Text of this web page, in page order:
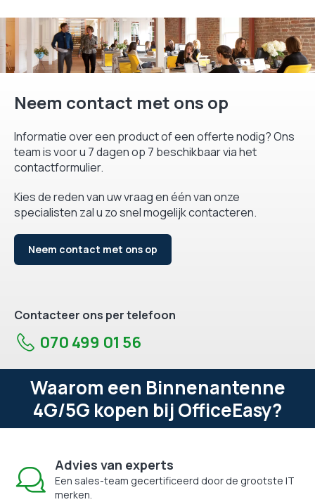
Neem contact met ons op
Informatie over een product of een offerte nodig? Ons
team is voor u 7 dagen op 7 beschikbaar via het
contactformulier.
Kies de reden van uw vraag en één van onze
specialisten zal u zo snel mogelijk contacteren.
Neem contact met ons op
Contacteer ons per telefoon
070 499 01 56
Waarom een Binnenantenne
4G/5G kopen bij OfficeEasy?
Advies van experts
Een sales-team gecertificeerd door de grootste IT
merken.